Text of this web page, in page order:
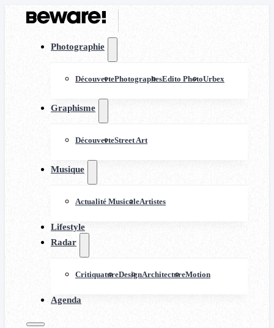
Photographie
DécouvertePhotographesEdito PhotoUrbex
Graphisme
DécouverteStreet Art
Musique
Actualité MusicaleArtistes
Lifestyle
Radar
CritiquatureDesignArchitectureMotion
Agenda